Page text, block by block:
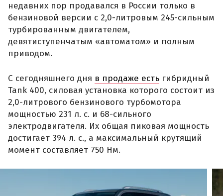
недавних пор продавался в России только в
бензиновой версии с 2,0-литровым 245-сильным
турбированным двигателем,
девятиступенчатым «автоматом» и полным
приводом.
С сегодняшнего дня в продаже есть гибридный
Tank 400, силовая установка которого состоит из
2,0-литрового бензинового турбомотора
мощностью 231 л. с. и 68-сильного
электродвигателя. Их общая пиковая мощность
достигает 394 л. с., а максимальный крутящий
момент составляет 750 Нм.